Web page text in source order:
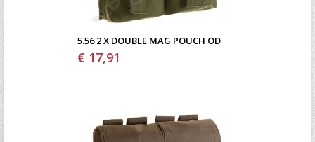
5.56 2 X DOUBLE MAG POUCH OD
€ 17,91